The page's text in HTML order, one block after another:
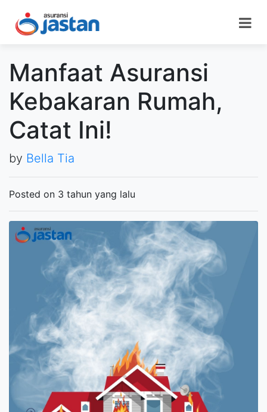
Manfaat Asuransi
Kebakaran Rumah,
Catat Ini!
by Bella Tia
Posted on 3 tahun yang lalu